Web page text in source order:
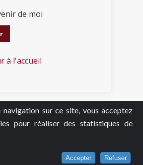
navigation sur ce site, vous acceptez
pour réaliser des statistiques de
Accepter Refuser
de moi
à l'accueil